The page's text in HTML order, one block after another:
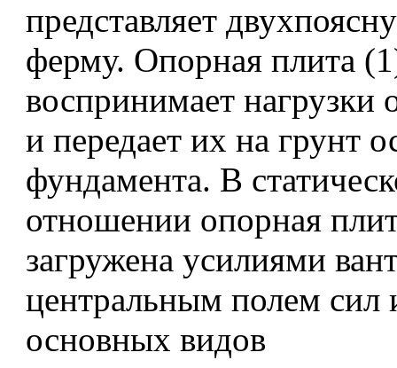
представляет
ферму. Опорная плита
воспринимает нагрузки
и передает их на грунт
фундамента. В
отношении опорная
загружена усилиями
центральным полем сил
основных видов